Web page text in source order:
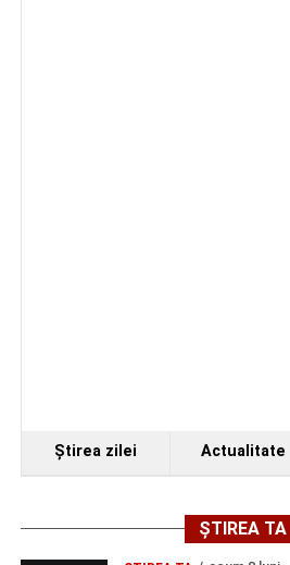
Ştirea zilei Actualitate
ȘTIREA TA